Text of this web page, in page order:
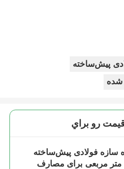
پیش‌ساخته
شده
رو براي
سازه فولادی پیش‌ساخته
5000 متر مربعی برای مصارف